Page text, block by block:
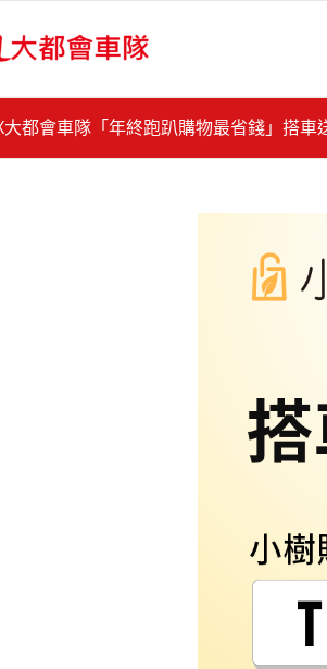
大都會車隊「年終跑趴購物最省錢」搭車